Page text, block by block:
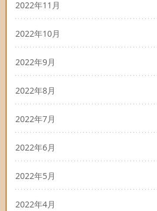
2022年11月
2022年10月
2022年9月
2022年8月
2022年7月
2022年6月
2022年5月
2022年4月